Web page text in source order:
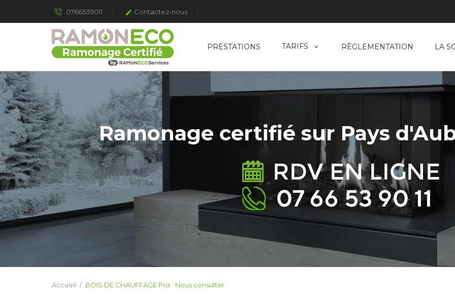
0766539011  Contactez-nous
PRESTATIONS TARIFS RÈGLEMENTATION LA
Ramonage certifié sur Pays
Accueil BOIS DE CHAUFFAGE Prix : Nous consulter